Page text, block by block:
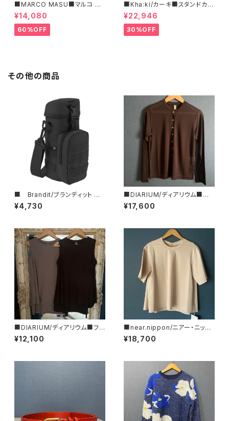
■MARCO MASU■マルコ マ
ージ■ハラコ・ゼブラ柄巾着BA
G■程よいサイズで可愛い
¥14,080
60%OFF
■Kha:ki/カーキ■スタンドカラ
ー・コート■
¥22,946
30%OFF
その他の商品
■ Brandit/ブランディット ■
ボトルホルダーⅡ ■
¥4,730
■DIARIUM/ディアリウム■シ
アー・ストライプ・カーディガン■
初秋新作！■MADE IN JAPAN
¥17,600
■DIARIUM/ディアリウム■フレ
アー・タンクトップ■初秋新作！
■MADE IN JAPAN
¥12,100
■near.nippon/ニアー・ニッポ
ン■フレアーTシャツ#445-24
■MADE IN JAPAN
¥18,700